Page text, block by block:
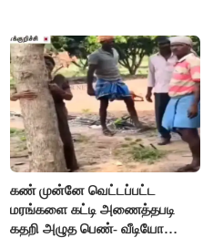
கண் முன்னே வெட்டப்பட்ட
மரங்களை கட்டி அணைத்தபடி
கதறி அழுத பெண்- வீடியோ